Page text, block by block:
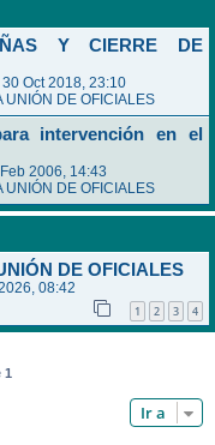
Y CIERRE DE
30 Oct 2018, 23:10
UNIÓN DE OFICIALES
intervención en el
2006, 14:43
UNIÓN DE OFICIALES
DE OFICIALES
08:42
1 2 3 4
1
Ir a